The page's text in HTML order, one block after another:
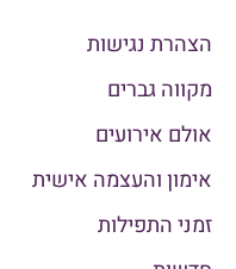
הצהרת נגישות
מקווה גברים
אולם אירועים
אימון והעצמה אישית
זמני התפילות